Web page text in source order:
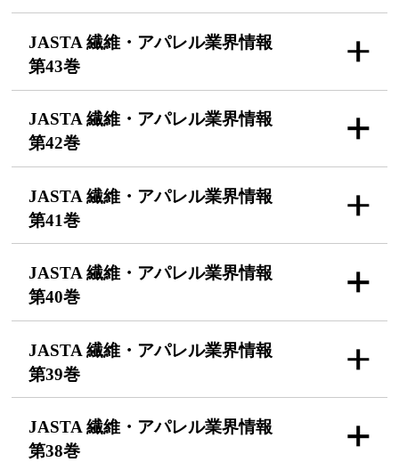
JASTA 繊維・アパレル業界情報
第43巻
JASTA 繊維・アパレル業界情報
第42巻
JASTA 繊維・アパレル業界情報
第41巻
JASTA 繊維・アパレル業界情報
第40巻
JASTA 繊維・アパレル業界情報
第39巻
JASTA 繊維・アパレル業界情報
第38巻